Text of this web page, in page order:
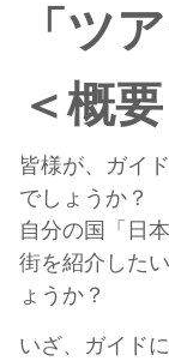
「ツ
＜概
皆様が、ガイ
でしょうか？
自分の国「日
街を紹介した
ょうか？
いざ、ガイド